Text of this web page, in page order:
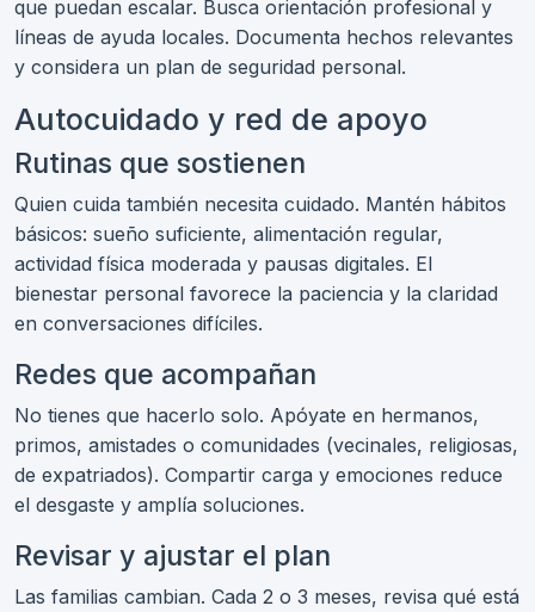
que puedan escalar. Busca orientación profesional y
líneas de ayuda locales. Documenta hechos relevantes
y considera un plan de seguridad personal.
Autocuidado y red de apoyo
Rutinas que sostienen
Quien cuida también necesita cuidado. Mantén hábitos
básicos: sueño suficiente, alimentación regular,
actividad física moderada y pausas digitales. El
bienestar personal favorece la paciencia y la claridad
en conversaciones difíciles.
Redes que acompañan
No tienes que hacerlo solo. Apóyate en hermanos,
primos, amistades o comunidades (vecinales, religiosas,
de expatriados). Compartir carga y emociones reduce
el desgaste y amplía soluciones.
Revisar y ajustar el plan
Las familias cambian. Cada 2 o 3 meses, revisa qué está